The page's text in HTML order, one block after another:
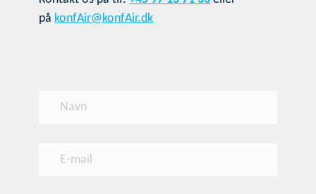
på konfAir@konfAir.dk